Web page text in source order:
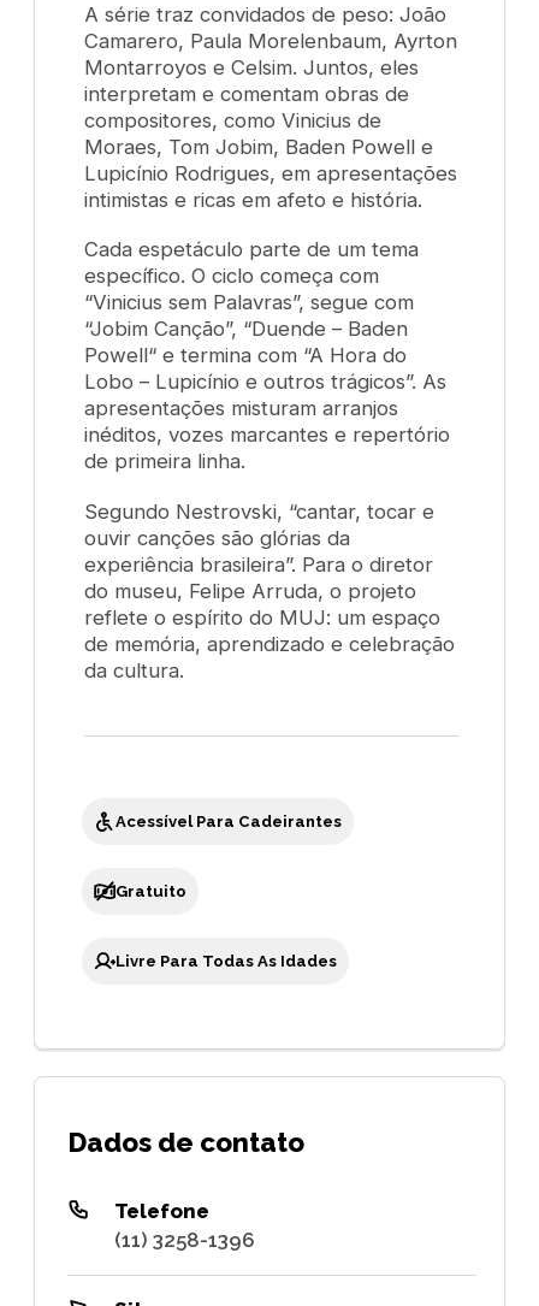
A série traz convidados de peso: João
Camarero, Paula Morelenbaum, Ayrton
Montarroyos e Celsim. Juntos, eles
interpretam e comentam obras de
compositores, como Vinicius de
Moraes, Tom Jobim, Baden Powell e
Lupicínio Rodrigues, em apresentações
intimistas e ricas em afeto e história.
Cada espetáculo parte de um tema
específico. O ciclo começa com
“Vinicius sem Palavras”, segue com
“Jobim Canção”, “Duende – Baden
Powell“ e termina com “A Hora do
Lobo – Lupicínio e outros trágicos”. As
apresentações misturam arranjos
inéditos, vozes marcantes e repertório
de primeira linha.
Segundo Nestrovski, “cantar, tocar e
ouvir canções são glórias da
experiência brasileira”. Para o diretor
do museu, Felipe Arruda, o projeto
reflete o espírito do MUJ: um espaço
de memória, aprendizado e celebração
da cultura.
Acessível Para Cadeirantes
Gratuito
Livre Para Todas As Idades
Dados de contato
Telefone
(11) 3258-1396